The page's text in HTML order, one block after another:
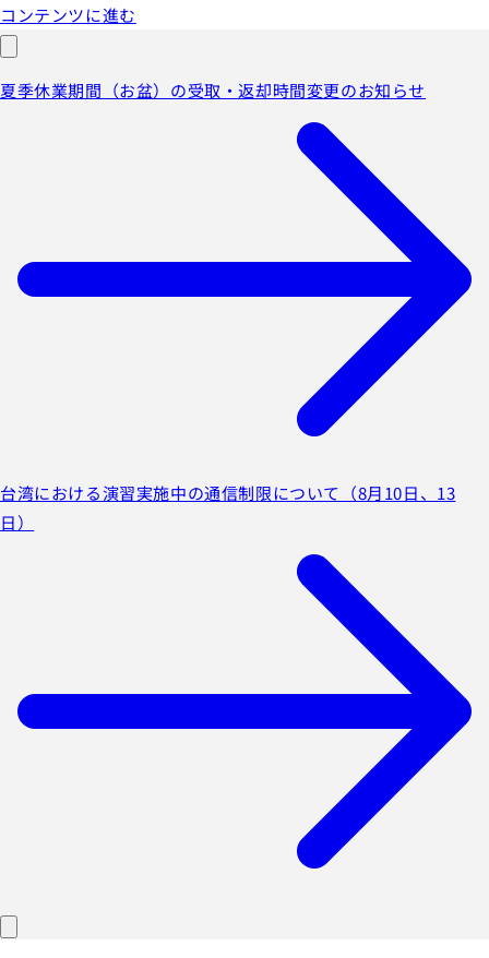
コンテンツに進む
夏季休業期間（お盆）の受取・返却時間変更のお知らせ
台湾における演習実施中の通信制限について（8月10日、13
日）